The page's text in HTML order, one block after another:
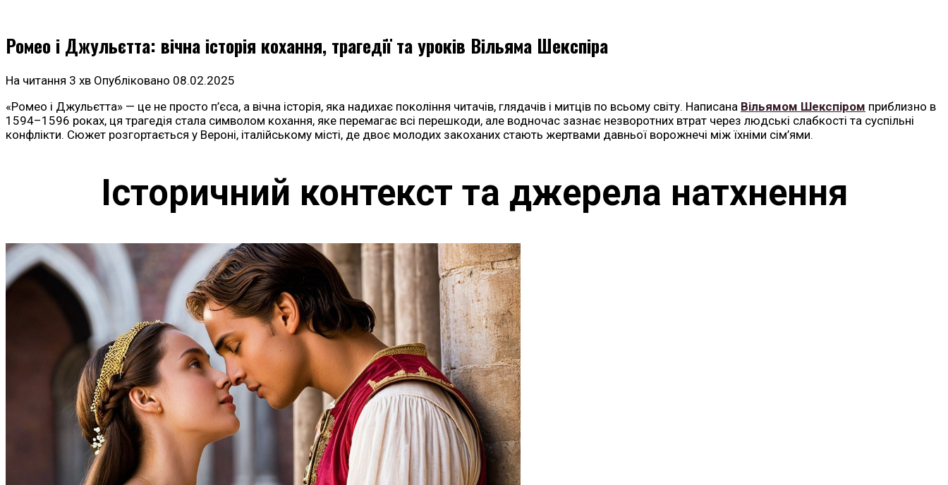
Ромео і Джульєтта: вічна історія кохання, трагедії та уроків Вільяма Шекспіра
На читання 3 хв Опубліковано 08.02.2025
«Ромео і Джульєтта» — це не просто п’єса, а вічна історія, яка надихає покоління читачів, глядачів і митців по всьому світу. Написана Вільямом Шекспіром приблизно в
1594–1596 роках, ця трагедія стала символом кохання, яке перемагає всі перешкоди, але водночас зазнає незворотних втрат через людські слабкості та суспільні
конфлікти. Сюжет розгортається у Вероні, італійському місті, де двоє молодих закоханих стають жертвами давньої ворожнечі між їхніми сім’ями.
Історичний контекст та джерела натхнення